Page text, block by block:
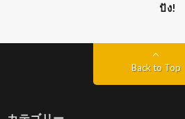
ปัง!
Back to Top